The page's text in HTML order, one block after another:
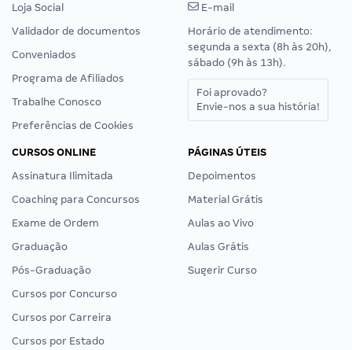
Loja Social
Validador de documentos
Conveniados
Programa de Afiliados
Trabalhe Conosco
Preferências de Cookies
E-mail
Horário de atendimento:
segunda a sexta (8h às 20h),
sábado (9h às 13h).
Foi aprovado?
Envie-nos a sua história!
CURSOS ONLINE
Assinatura Ilimitada
Coaching para Concursos
Exame de Ordem
Graduação
Pós-Graduação
Cursos por Concurso
Cursos por Carreira
Cursos por Estado
PÁGINAS ÚTEIS
Depoimentos
Material Grátis
Aulas ao Vivo
Aulas Grátis
Sugerir Curso